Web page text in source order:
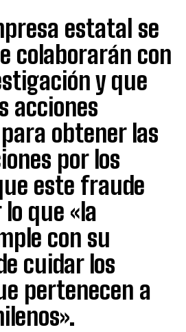
estatal se
colaborarán con
y que
acciones
obtener las
por los
este fraude
que «la
con su
cuidar los
pertenecen a